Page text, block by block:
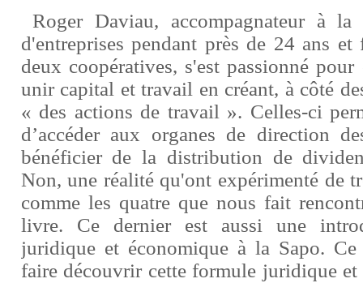
Roger Daviau, accompagnateur à
d'entreprises pendant près de 24 ans et
deux coopératives, s'est passionné
unir capital et travail en créant, à côté
« des actions de travail ». Celles-ci
d’accéder aux organes de direction
bénéficier de la distribution de
Non, une réalité qu'ont expérimenté de
comme les quatre que nous fait
livre. Ce dernier est aussi une
juridique et économique à la Sapo.
faire découvrir cette formule juridique et